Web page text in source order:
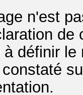
n'est
de
à définir